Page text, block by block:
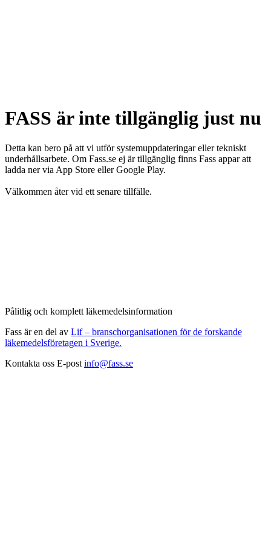
FASS är inte tillgänglig just nu
Detta kan bero på att vi utför systemuppdateringar eller tekniskt
underhållsarbete. Om Fass.se ej är tillgänglig finns Fass appar att
ladda ner via App Store eller Google Play.
Välkommen åter vid ett senare tillfälle.
Pålitlig och komplett läkemedelsinformation
Fass är en del av Lif – branschorganisationen för de forskande
läkemedelsföretagen i Sverige.
Kontakta oss E-post info@fass.se